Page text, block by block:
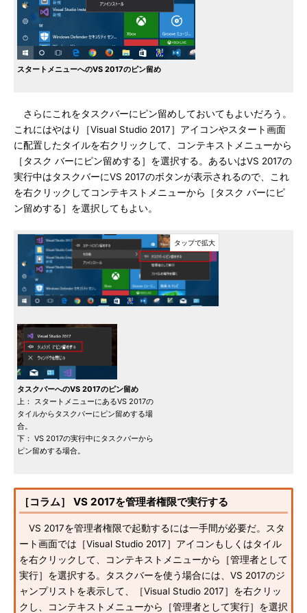
スタートメニューへのVS 2017のピン留め
さらにこれをタスクバーにピン留めしておいてもよいだろう。
これにはやはり［Visual Studio 2017］アイコンやスタート画面
に配置したタイルを右クリックして、コンテキストメニューから
［タスク バーにピン留めする］を選択する。あるいはVS 2017の
実行中はタスクバーにVS 2017のボタンが表示されるので、これ
を右クリックしてコンテキストメニューから［タスク バーにピ
ン留めする］を選択してもよい。
タスクバーへのVS 2017のピン留め
上： スタートメニューにあるVS 2017の
タイルからタスクバーにピン留めする場
合。
下： VS 2017の実行中にタスクバーから
ピン留めする場合。
［コラム］ VS 2017を管理者権限で実行する
VS 2017を管理者権限で起動するには一手間が必要だ。スタ
ート画面では［Visual Studio 2017］アイコンもしくはタイル
を右クリックして、コンテキストメニューから［管理者として
実行］を選択する。タスクバーを使う場合には、VS 2017のジ
ャンプリストを表示して、［Visual Studio 2017］を右クリッ
クし、コンテキストメニューから［管理者として実行］を選択